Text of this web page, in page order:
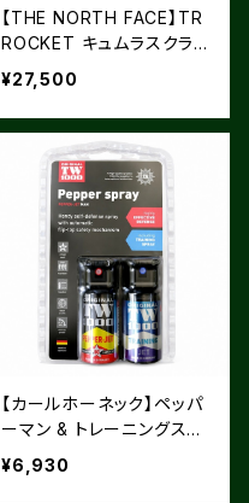
【THE NORTH FACE】TR
ROCKET キュムラスクラウ
ド
¥27,500
【カールホーネック】ペッパ
ーマン & トレーニングスプ
レー ツインパック（OC9121
¥6,930